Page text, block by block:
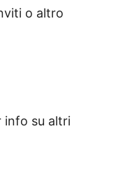
o altro
info su altri